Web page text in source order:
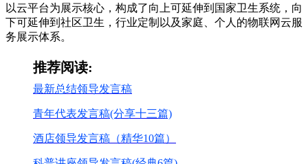
以云平台为展示核心，构成了向上可延伸到国家卫生系统，向
下可延伸到社区卫生，行业定制以及家庭、个人的物联网云服
务展示体系。
推荐阅读:
最新总结领导发言稿
青年代表发言稿(分享十三篇)
酒店领导发言稿（精华10篇）